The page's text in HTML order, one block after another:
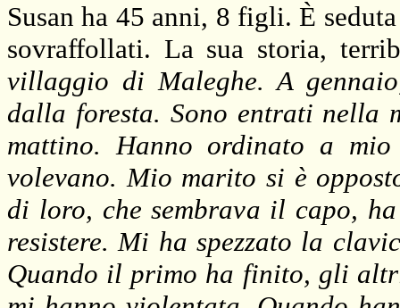
Susan ha 45 anni, 8 figli. È
sovraffollati. La sua storia,
villaggio di Maleghe. A
dalla foresta. Sono entrati nella
mattino. Hanno ordinato a
volevano. Mio marito si è
di loro, che sembrava il capo,
resistere. Mi ha spezzato la
Quando il primo ha finito, gli